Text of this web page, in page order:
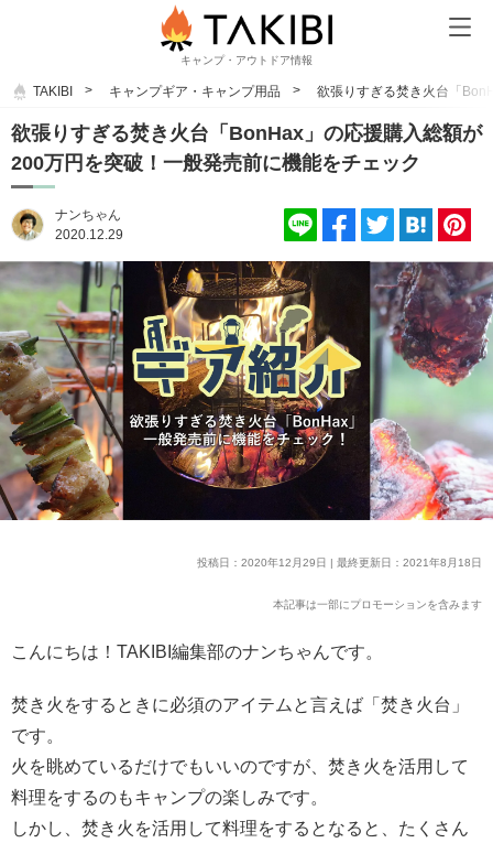
キャンプ・アウトドア情報
TAKIBI キャンプギア・キャンプ用品 欲張りすぎる焚き火台「
欲張りすぎる焚き火台「BonHax」の応援購入総額が
200万円を突破！一般発売前に機能をチェック
ナンちゃん
2020.12.29
投稿日：2020年12月29日 | 最終更新日：2021年8月18日
本記事は一部にプロモーションを含みます
こんにちは！TAKIBI編集部のナンちゃんです。
焚き火をするときに必須のアイテムと言えば「焚き火台」
です。
火を眺めているだけでもいいのですが、焚き火を活用して
料理をするのもキャンプの楽しみです。
しかし、焚き火を活用して料理をするとなると、たくさん